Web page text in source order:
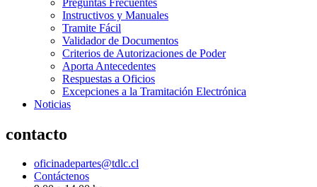
Instructivos y Manuales
Tramite Fácil
Validador de Documentos
Criterios de Autorizaciones de Poder
Aporta Antecedentes
Respuestas a Oficios
Excepciones a la Tramitación Electrónica
Noticias
contacto
oficinadepartes@tdlc.cl
Contáctenos